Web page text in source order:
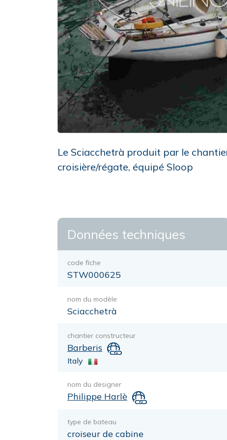
Le Sciacchetrà produit par le
croisière/régate, équipé Sloop
Données techniques
code fiche
STW000625
nom du modèle
Sciacchetrà
chantier constructeur
Barberis
Italy
nom du designer
Philippe Harlè
type de bateau
croiseur de cabine